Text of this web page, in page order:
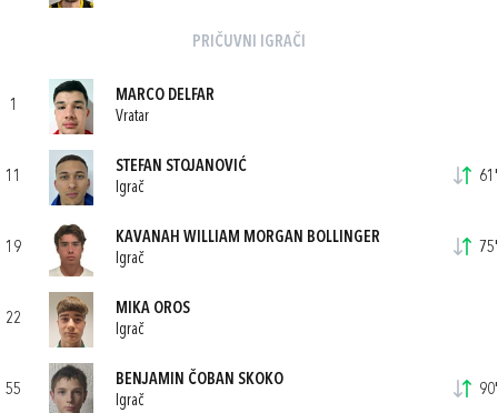
PRIČUVNI IGRAČI
1
MARCO DELFAR
Vratar
11
STEFAN STOJANOVIĆ
Igrač
61'
19
KAVANAH WILLIAM MORGAN BOLLINGER
Igrač
75'
22
MIKA OROS
Igrač
55
BENJAMIN ČOBAN SKOKO
Igrač
90'